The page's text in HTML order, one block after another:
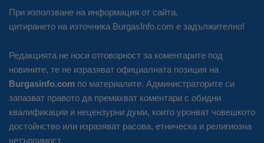
При използване на информация от сайта,
цитирането на източника BurgasInfo.com е задължително!
Редакцията не носи отговорност за коментарите под
новините, те не изразяват официалната позиция на
Burgasinfo.com по материалите. Администраторите си
запазват правото да премахват коментари с обидни
квалификации и нецензурни думи, които уронват човешкото
достойнство или изразяват расова, етническа и религиозна
нетърпимост.